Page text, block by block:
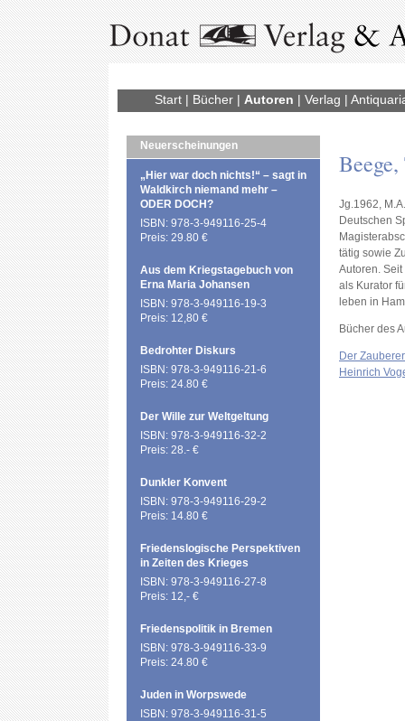
Start| Bücher| Autoren | Verlag |
Neuerscheinungen
„Hier war doch nichts!“ – sagt in
Waldkirch niemand mehr –
ODER DOCH?
ISBN: 978-3-949116-25-4
Preis: 29.80 €
Aus dem Kriegstagebuch von
Erna Maria Johansen
ISBN: 978-3-949116-19-3
Preis: 12,80 €
Bedrohter Diskurs
ISBN: 978-3-949116-21-6
Preis: 24.80 €
Der Wille zur Weltgeltung
ISBN: 978-3-949116-32-2
Preis: 28.- €
Dunkler Konvent
ISBN: 978-3-949116-29-2
Preis: 14.80 €
Friedenslogische Perspektiven
in Zeiten des Krieges
ISBN: 978-3-949116-27-8
Preis: 12,- €
Friedenspolitik in Bremen
ISBN: 978-3-949116-33-9
Preis: 24.80 €
Juden in Worpswede
ISBN: 978-3-949116-31-5
Jg.1962,
Deutschen
tätig sowie
Autoren.
als Kurator
leben in
Bücher des
Der
Heinrich